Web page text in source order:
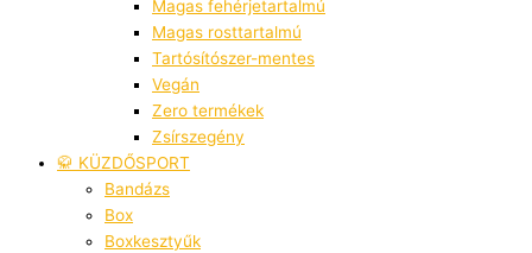
Magas fehérjetartalmú
Magas rosttartalmú
Tartósítószer-mentes
Vegán
Zero termékek
Zsírszegény
🥋 KÜZDŐSPORT
Bandázs
Box
Boxkesztyűk